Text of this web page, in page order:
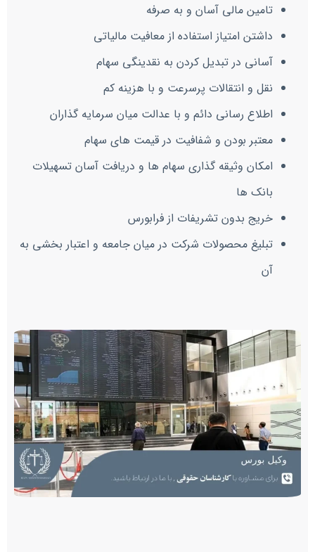
تامین مالی آسان و به صرفه
داشتن امتیاز استفاده از معافیت مالیاتی
آسانی در تبدیل کردن به نقدینگی سهام
نقل و انتقالات پرسرعت و با هزینه کم
اطلاع رسانی دائم و با عدالت میان سرمایه گذاران
معتبر بودن و شفافیت در قیمت های سهام
امکان وثیقه گذاری سهام ها و دریافت آسان تسهیلات
بانک ها
خریج بدون تشریفات از فرابورس
تبلیغ محصولات شرکت در میان جامعه و اعتبار بخشی به
آن